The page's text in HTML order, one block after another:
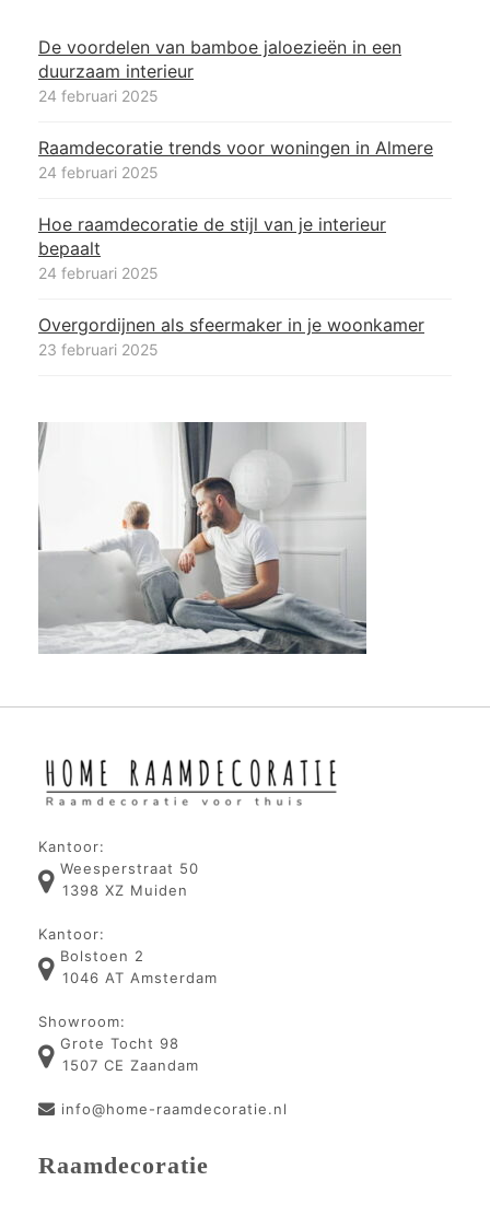
De voordelen van bamboe jaloezieën in een
duurzaam interieur
24 februari 2025
Raamdecoratie trends voor woningen in Almere
24 februari 2025
Hoe raamdecoratie de stijl van je interieur
bepaalt
24 februari 2025
Overgordijnen als sfeermaker in je woonkamer
23 februari 2025
Kantoor:
Weesperstraat 50
1398 XZ Muiden
Kantoor:
Bolstoen 2
1046 AT Amsterdam
Showroom:
Grote Tocht 98
1507 CE Zaandam
info@home-raamdecoratie.nl
Raamdecoratie